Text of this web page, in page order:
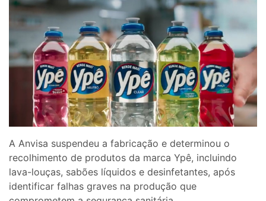
A Anvisa suspendeu a fabricação e determinou o
recolhimento de produtos da marca Ypê, incluindo
lava-louças, sabões líquidos e desinfetantes, após
identificar falhas graves na produção que